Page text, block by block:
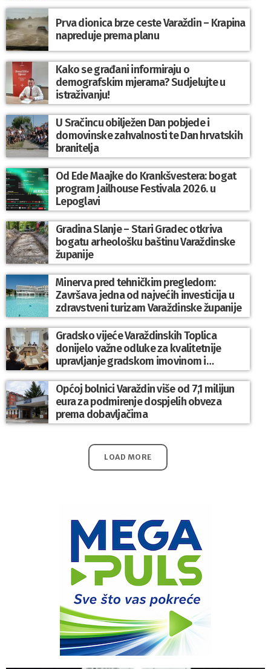
Prva dionica brze ceste Varaždin – Krapina
napreduje prema planu
Kako se građani informiraju o
demografskim mjerama? Sudjelujte u
istraživanju!
U Sračincu obilježen Dan pobjede i
domovinske zahvalnosti te Dan hrvatskih
branitelja
Od Ede Maajke do Krankšvestera: bogat
program Jailhouse Festivala 2026. u
Lepoglavi
Gradina Slanje – Stari Gradec otkriva
bogatu arheološku baštinu Varaždinske
županije
Minerva pred tehničkim pregledom:
Završava jedna od najvećih investicija u
zdravstveni turizam Varaždinske županije
Gradsko vijeće Varaždinskih Toplica
donijelo važne odluke za kvalitetnije
upravljanje gradskom imovinom i
komunalnim sustavom
Općoj bolnici Varaždin više od 7,1 milijun
eura za podmirenje dospjelih obveza
prema dobavljačima
LOAD MORE